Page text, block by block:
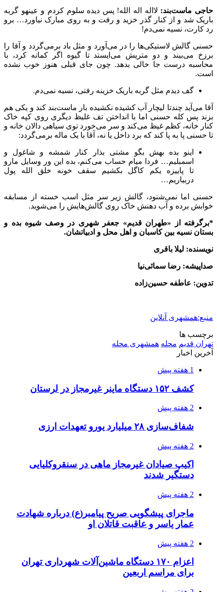
حاجی ماست‌بند: لااله اله الله! پس دیده سلوم کردم و عینهو گربه
باریک شد و از کنار گذر خزید و رفت و به روی مبارک نیاورد… برو
رد کارت، نسیه نمی‌دم!
حسنی گالش لاستیکی‌ها را در می‌آورد و مثل باد برمی‌گردد و آقا را
برزخ می‌بیند و دو متریش می‌ایستد تا گیوه اگر کمانه کرد، با
محاسبه درست جا خالی بدهد. چون جای قبلی هنوز خوب نشده
است.
گف دیدم مثل گربه باریک خزینه رفتی، نسیه نمی‌دم.
آقا می‌آید چندتا لیچار آب کشیده نکشیده بار ماست‌بند کند و یکی هم
بزند پس کله حسنی اما با انداختن تف غلیظ دیگری روی کپه خاک
کنار خانه، کظم غیظ می‌کند و سر می‌خورد توی سیاهی دالان خانه و
تا حسنی پا به پا کند که برد داخل یا نه، آقا با یک ماله برمی‌گردد:
اینو بده بهش بگو مشتی بذار کنار شمشه و شاغول و
اسمبلیم… فردا میام حساب می‌کنم، بده این ور وسایل مارو
تا پاییزه یکم کاگل بکشیم سقف خونه خلق الله پول
دربیاریم…
حسنی اما نمی‌شنود، گالش زیر سر مثل اسب خسته از مسابقه
خوابش برده و آب دهنش خاک روی گالش‌هایش را می‌شوید.
*برگرفته از «طهران قدیم» جعفر شهری در وصف شیوه بده و
بستان نسیه بین کاسبان و اهل محل و ادبیاتشان.
نویسنده: لیلا باقری
صداپیشه: رضا سمائی‌نیا
تدوین: عاطفه حسین‌زاده
منبع:همشهری آنلاین
برچسب ها
تهران قدیم محله همشهری محله
آخرین اخبار
1 هفته پیش
کشف ۱۵۲ دستگاه ماینر غیرمجاز در لرستان
2 هفته پیش
شفاف‌سازی ۲۸ میلیارد یورو تعهدات ارزی
2 هفته پیش
اکیپ صیادان غیرمجاز ماهی در سنقروکلیایی
دستگیر شدند
2 هفته پیش
ماجرای پیشگویی صریح پیامبر(ع) درباره شهادت
عمار یاسر و عاقبت قاتلان او
2 هفته پیش
اعزام ۱۷۰ دستگاه ماشین‌آلات شهرداری تهران
برای مراسم اربعین